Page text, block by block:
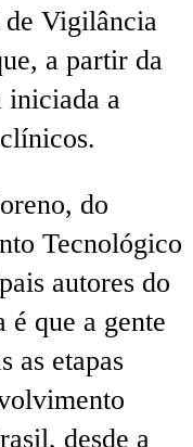
Vigilância
a partir da
iniciada a
do
Tecnológico
autores do
é que a gente
as etapas
desde a